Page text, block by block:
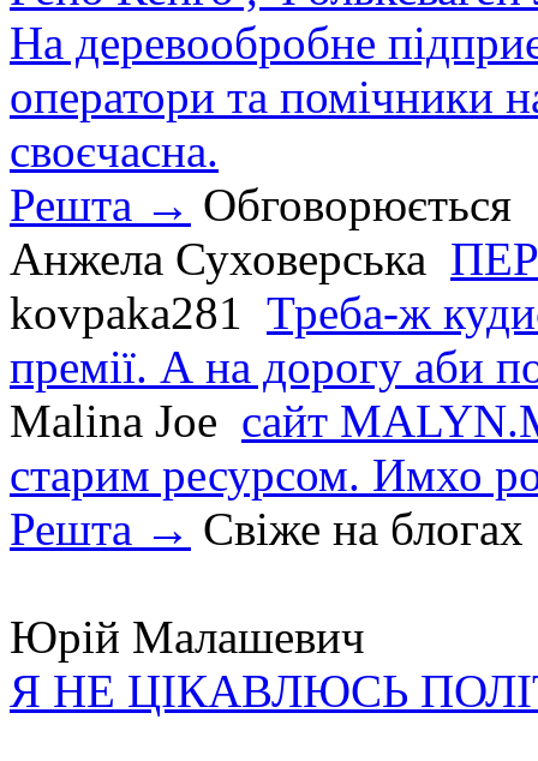
На деревообробне
оператори та помічники
своєчасна.
Решта → Обговорюється
Анжела Суховерська
kovpaka281 Треба-ж
премії. А на дорогу аби
Malina Joe сайт
старим ресурсом. Имхо
Решта → Свіже на блогах
Юрій Малашевич
Я НЕ ЦІКАВЛЮСЬ